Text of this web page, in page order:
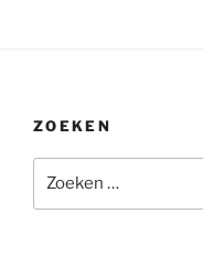
ZOEKEN
naar: